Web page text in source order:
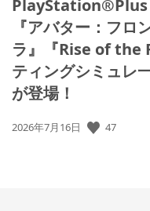
PlayStation®Plus
『アバター：フロ
ラ』『Rise of the
ティングシミュレ
が登場！
公
2026年7月16日 47